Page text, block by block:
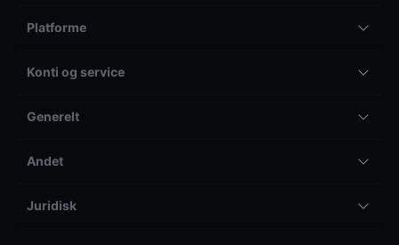
Platforme
Konti og service
Generelt
Andet
Juridisk